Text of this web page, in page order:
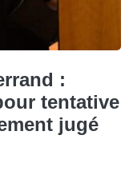
:
tentative
jugé